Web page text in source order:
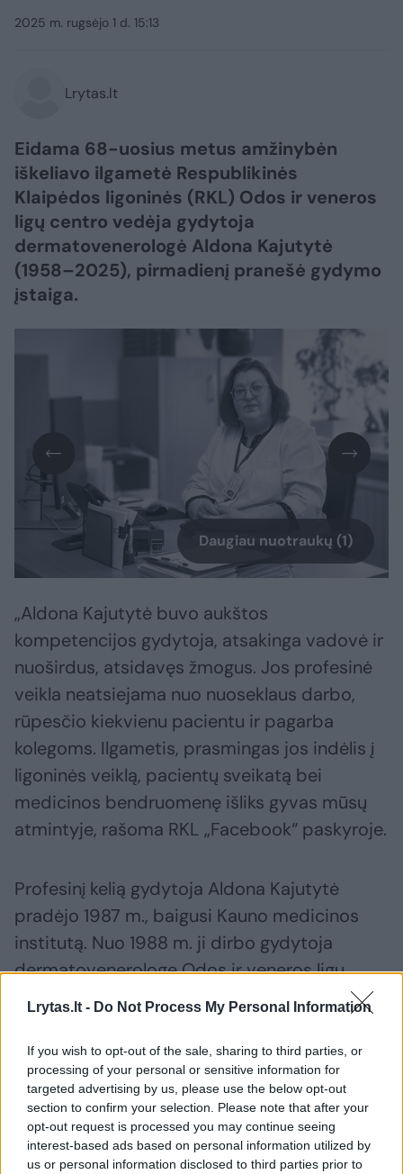
Lrytas.lt - Do Not Process My Personal Information
If you wish to opt-out of the sale, sharing to third parties, or
processing of your personal or sensitive information for
targeted advertising by us, please use the below opt-out
section to confirm your selection. Please note that after your
opt-out request is processed you may continue seeing
interest-based ads based on personal information utilized by
us or personal information disclosed to third parties prior to
2025 m. rugsėjo 1 d. 15:13
Lrytas.lt
Eidama 68-uosius metus amžinybėn
iškeliavo ilgametė Respublikinės
Klaipėdos ligoninės (RKL) Odos ir veneros
ligų centro vedėja gydytoja
dermatovenerologė Aldona Kajutytė
(1958–2025), pirmadienį pranešė gydymo
įstaiga.
Daugiau nuotraukų (1)
„Aldona Kajutytė buvo aukštos
kompetencijos gydytoja, atsakinga vadovė ir
nuoširdus, atsidavęs žmogus. Jos profesinė
veikla neatsiejama nuo nuoseklaus darbo,
rūpesčio kiekvienu pacientu ir pagarba
kolegoms. Ilgametis, prasmingas jos indėlis į
ligoninės veiklą, pacientų sveikatą bei
medicinos bendruomenę išliks gyvas mūsų
atmintyje, rašoma RKL „Facebook“ paskyroje.
Profesinį kelią gydytoja Aldona Kajutytė
pradėjo 1987 m., baigusi Kauno medicinos
institutą. Nuo 1988 m. ji dirbo gydytoja
dermatovenerologe Odos ir veneros ligų
poliklinikoje, kuri 1999 m. tapo Respublikinės
2005 m. jai patikėtas Odos ir veneros ligų
centro vadovės vaidmuo – šias pareigas ji
ėjo iki pat paskutinės dienos.